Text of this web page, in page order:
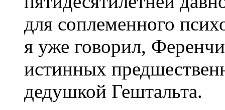
для соплеменного
я уже говорил,
истинных
дедушкой Гештальта.